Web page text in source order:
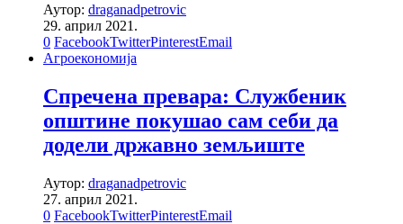
Аутор: draganadpetrovic
29. април 2021.
0 FacebookTwitterPinterestEmail
Агроекономија
Спречена превара: Службеник
општине покушао сам себи да
додели државно земљиште
Аутор: draganadpetrovic
27. април 2021.
0 FacebookTwitterPinterestEmail